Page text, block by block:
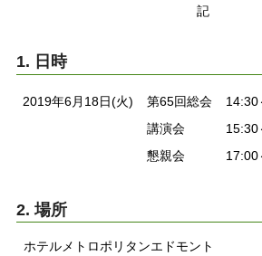
記
1. 日時
2019年6月18日(火) 第65回総会
14:30
講演会
15:30
懇親会
17:00
2. 場所
ホテルメトロポリタンエドモント